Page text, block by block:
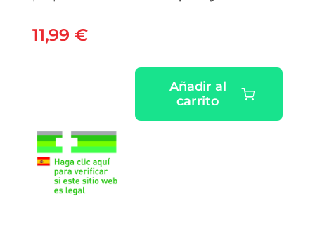
11,99 €
COMPRIMIDOS
PARA
CHUPAR
Añadir al
carrito